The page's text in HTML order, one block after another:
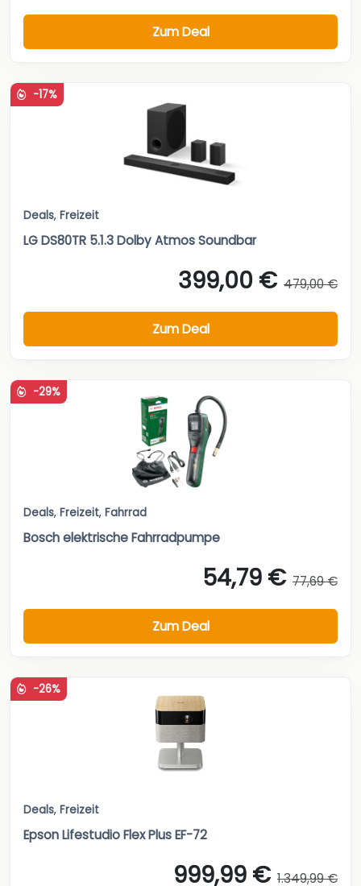
Zum Deal
-17%
Deals, Freizeit
LG DS80TR 5.1.3 Dolby Atmos Soundbar
399,00 € 479,00 €
Zum Deal
-29%
Deals, Freizeit, Fahrrad
Bosch elektrische Fahrradpumpe
54,79 € 77,69 €
Zum Deal
-26%
Deals, Freizeit
Epson Lifestudio Flex Plus EF-72
999,99 € 1.349,99 €